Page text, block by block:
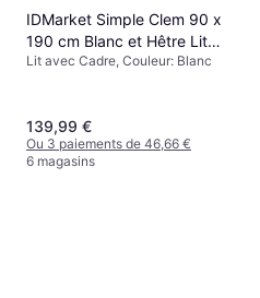
IDMarket Simple Clem 90 x
190 cm Blanc et Hêtre Lit
avec Cadre
Lit avec Cadre, Couleur: Blanc
139,99 €
Ou 3 paiements de 46,66 €
6 magasins